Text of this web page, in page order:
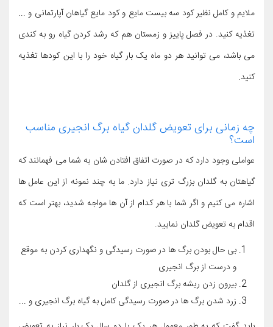
ملایم و کامل نظیر کود سه بیست مایع و کود مایع گیاهان آپارتمانی و ...
تغذیه کنید. در فصل پاییز و زمستان هم که رشد کردن گیاه رو به کندی
می باشد، می توانید هر دو ماه یک بار گیاه خود را با این کودها تغذیه
کنید.
چه زمانی برای تعویض گلدان گیاه برگ انجیری مناسب
است؟
عواملی وجود دارد که در صورت اتفاق افتادن شان به شما می فهمانند که
گیاهتان به گلدان بزرگ تری نیاز دارد. ما به چند نمونه از این عامل ها
اشاره می کنیم و اگر شما با هر کدام از آن ها مواجه شدید، بهتر است که
اقدام به تعویض گلدان نمایید.
بی حال بودن برگ ها در صورت رسیدگی و نگهداری کردن به موقع
و درست از برگ انجیری
بیرون زدن ریشه برگ انجیری از گلدان
زرد شدن برگ ها در صورت رسیدگی کامل به گیاه برگ انجیری و ...